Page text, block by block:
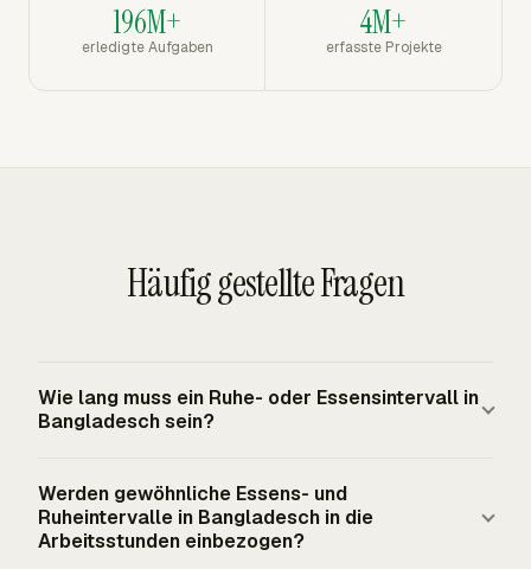
196M+
erledigte Aufgaben
4M+
erfasste Projekte
Häufig gestellte Fragen
Wie lang muss ein Ruhe- oder Essensintervall in
Bangladesch sein?
30-minütiges Ruhe- oder Essensintervall, wenn die
tägliche Arbeit 5 Stunden überschreitet. Arbeit über 6
Werden gewöhnliche Essens- und
Ruheintervalle in Bangladesch in die
Arbeitsstunden einbezogen?